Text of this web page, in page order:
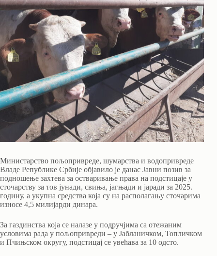
Министарство пољопривреде, шумарства и водопривреде
Владе Републике Србије објавило је данас Јавни позив за
подношење захтева за остваривање права на подстицаје у
сточарству за тов јунади, свиња, јагњади и јаради за 2025.
годину, а укупна средства која су на располагању сточарима
износе 4,5 милијарди динара.
За газдинства која се налазе у подручјима са отежаним
условима рада у пољопривреди – у Јабланичком, Топличком
и Пчињском округу, подстицај се увећава за 10 одсто.